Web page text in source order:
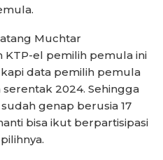
Muchtar
KTP-el pemilih pemula ini
data pemilih pemula
2024. Sehingga
genap berusia 17
bisa ikut berpartisipasi